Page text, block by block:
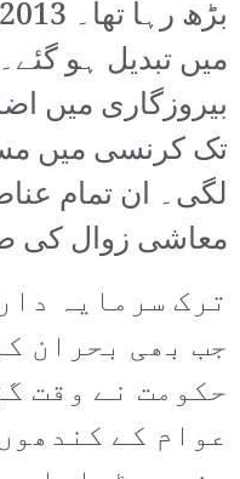
میں تبدیل ہو
تک کرنسی میں
معاشی زوال کی
ترک سرمایہ
جب بھی بحران
حکومت نے وقت
عوام کے